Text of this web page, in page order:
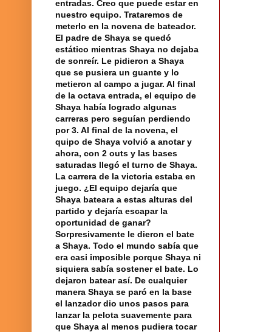
entradas. Creo que puede estar en
nuestro equipo. Trataremos de
meterlo en la novena de bateador.
El padre de Shaya se quedó
estático mientras Shaya no dejaba
de sonreír. Le pidieron a Shaya
que se pusiera un guante y lo
metieron al campo a jugar. Al final
de la octava entrada, el equipo de
Shaya había logrado algunas
carreras pero seguían perdiendo
por 3. Al final de la novena, el
quipo de Shaya volvió a anotar y
ahora, con 2 outs y las bases
saturadas llegó el turno de Shaya.
La carrera de la victoria estaba en
juego. ¿El equipo dejaría que
Shaya bateara a estas alturas del
partido y dejaría escapar la
oportunidad de ganar?
Sorpresivamente le dieron el bate
a Shaya. Todo el mundo sabía que
era casi imposible porque Shaya ni
siquiera sabía sostener el bate. Lo
dejaron batear así. De cualquier
manera Shaya se paró en la base
el lanzador dio unos pasos para
lanzar la pelota suavemente para
que Shaya al menos pudiera tocar